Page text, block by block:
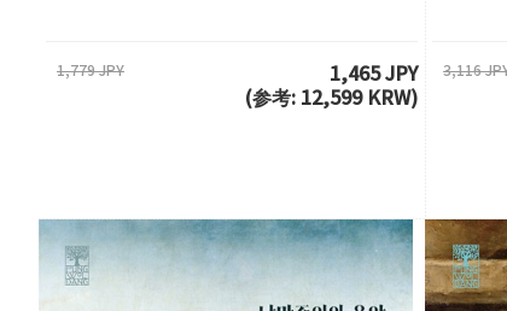
1,779 JPY
1,465 JPY
(参考: 12,599 KRW)
3,116